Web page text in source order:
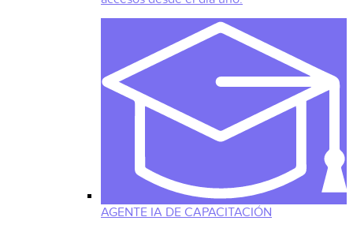
AGENTE IA DE CAPACITACIÓN